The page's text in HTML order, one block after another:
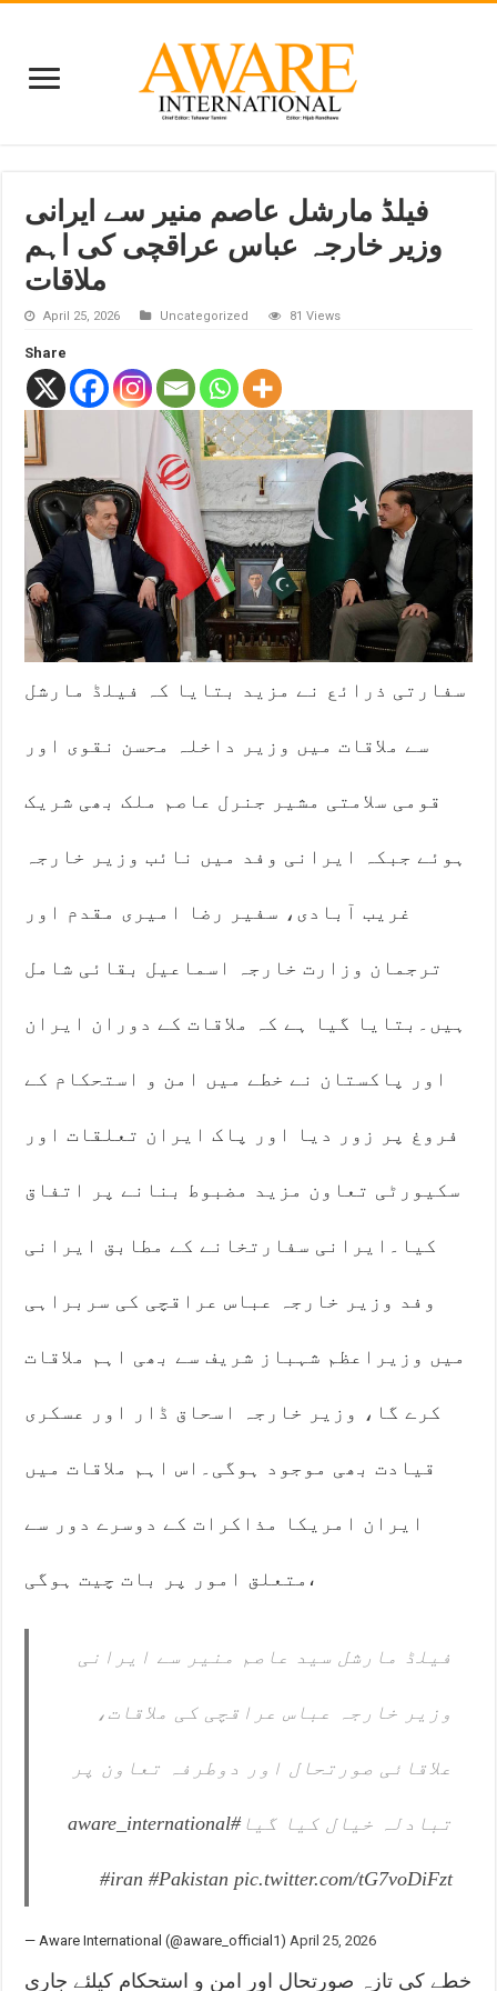
فیلڈ مارشل عاصم منیر سے ایرانی
وزیر خارجہ عباس عراقچی کی اہم
ملاقات
April 25, 2026 Uncategorized 81 Views
Share
سفارتی ذرائع نے مزید بتایا کہ فیلڈ مارشل
سے ملاقات میں وزیر داخلہ محسن نقوی اور
قومی سلامتی مشیر جنرل عاصم ملک بھی شریک
ہوئے جبکہ ایرانی وفد میں نائب وزیر خارجہ
غریب آبادی، سفیر رضا امیری مقدم اور
ترجمان وزارت خارجہ اسماعیل بقائی شامل
ہیں۔بتایا گیا ہے کہ ملاقات کے دوران ایران
اور پاکستان نے خطے میں امن و استحکام کے
فروغ پر زور دیا اور پاک ایران تعلقات اور
سکیورٹی تعاون مزید مضبوط بنانے پر اتفاق
کیا۔ایرانی سفارتخانے کے مطابق ایرانی
وفد وزیر خارجہ عباس عراقچی کی سربراہی
میں وزیراعظم شہباز شریف سے بھی اہم ملاقات
کرے گا، وزیر خارجہ اسحاق ڈار اور عسکری
قیادت بھی موجود ہوگی۔اس اہم ملاقات میں
ایران امریکا مذاکرات کے دوسرے دور سے
متعلق امور پر بات چیت ہوگی،
فیلڈ مارشل سید عاصم منیر سے ایرانی
وزیر خارجہ عباس عراقچی کی ملاقات،
علاقائی صورتحال اور دوطرفہ تعاون پر
تبادلہ خیال کیا گیا#aware_international
#iran #Pakistan pic.twitter.com/tG7voDiFzt
— Aware International (@aware_official1) April 25, 2026
خطے کی تازہ صورتحال اور امن و استحکام کیلئے جاری